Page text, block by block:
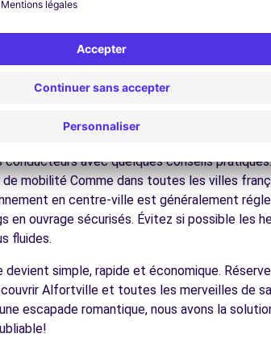
4.6 km
du cœur de ville et découvrez son
monuments qui font la richesse de
et jardins pour une pause détente en pleine
forêts domaniales, les sites historiques,
régionale dans les restaurants et
conduire à Alfortville
avec quelques conseils
mobilité Comme dans toutes les villes
en centre-ville est généralement
en ouvrage sécurisés. Évitez si possible les
fluides.
simple, rapide et économique.
Alfortville et toutes les merveilles de
escapade romantique, nous avons la